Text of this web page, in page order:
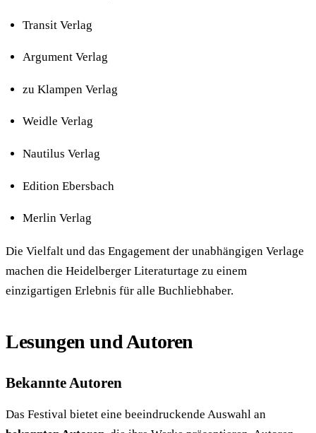
Transit Verlag
Argument Verlag
zu Klampen Verlag
Weidle Verlag
Nautilus Verlag
Edition Ebersbach
Merlin Verlag
Die Vielfalt und das Engagement der unabhängigen Verlage
machen die Heidelberger Literaturtage zu einem
einzigartigen Erlebnis für alle Buchliebhaber.
Lesungen und Autoren
Bekannte Autoren
Das Festival bietet eine beeindruckende Auswahl an